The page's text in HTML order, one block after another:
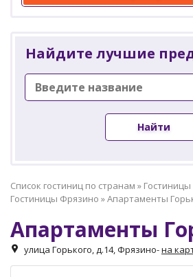
Найдите лучшие
Найти
Список гостиниц по странам » Гостиницы
Гостиницы Фрязино »Апартаменты
Апартаменты
улица Горького, д.14, Фрязино-на